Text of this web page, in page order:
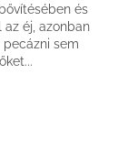
és
éj, azonban
sem